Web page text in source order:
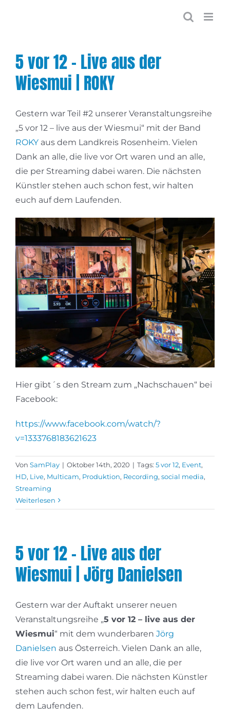
5 vor 12 – Live aus der
Wiesmui | ROKY
Gestern war Teil #2 unserer Veranstaltungsreihe
„5 vor 12 – live aus der Wiesmui“ mit der Band
ROKY aus dem Landkreis Rosenheim. Vielen
Dank an alle, die live vor Ort waren und an alle,
die per Streaming dabei waren. Die nächsten
Künstler stehen auch schon fest, wir halten
euch auf dem Laufenden.
Hier gibt´s den Stream zum „Nachschauen“ bei
Facebook:
https://www.facebook.com/watch/?
v=1333768183621623
Von SamPlay | Oktober 14th, 2020 | Tags: 5 vor 12, Event,
HD, Live, Multicam, Produktion, Recording, social media,
Streaming
Weiterlesen
5 vor 12 – Live aus der
Wiesmui | Jörg Danielsen
Gestern war der Auftakt unserer neuen
Veranstaltungsreihe „5 vor 12 – live aus der
Wiesmui“ mit dem wunderbaren Jörg
Danielsen aus Österreich. Vielen Dank an alle,
die live vor Ort waren und an alle, die per
Streaming dabei waren. Die nächsten Künstler
stehen auch schon fest, wir halten euch auf
dem Laufenden.